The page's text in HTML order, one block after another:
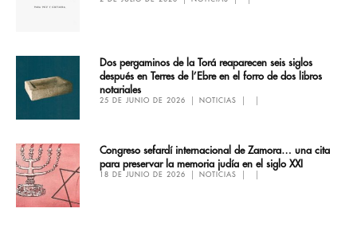
Dos pergaminos de la Torá reaparecen seis siglos
después en Terres de l’Ebre en el forro de dos libros
notariales
25 DE JUNIO DE 2026 NOTICIAS
Congreso sefardí internacional de Zamora… una cita
para preservar la memoria judía en el siglo XXI
18 DE JUNIO DE 2026 NOTICIAS